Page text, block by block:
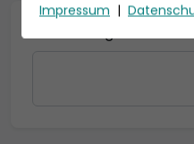
Impressum |